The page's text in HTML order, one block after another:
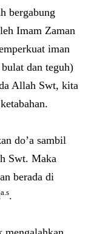
bergabung
Imam Zaman
iman
dan teguh)
Allah Swt, kita
do’a sambil
Swt. Maka
berada di
a.s.